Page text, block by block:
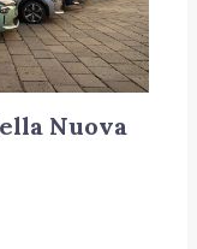
Nuova